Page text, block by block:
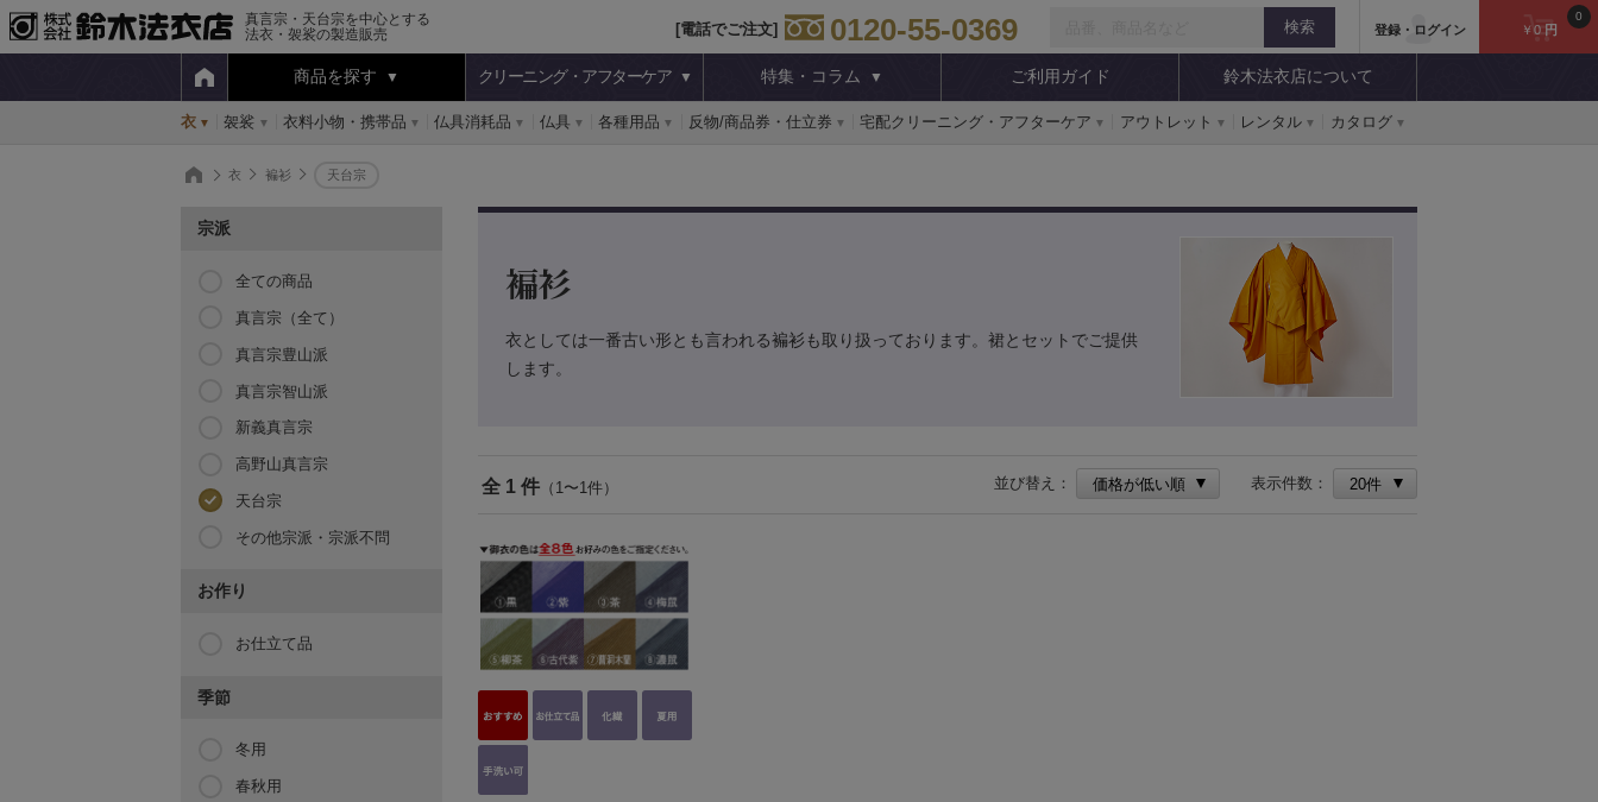
真言宗・天台宗を中心とする
法衣・袈裟の製造販売
登録・ログイン ￥0円
0
[電話でご注文] 0120-55-0369
商品を探す クリーニング・アフターケア 特集・コラム ご利用ガイド 鈴木法衣店について
衣 袈裟 衣料小物・携帯品 仏具消耗品 仏具 各種用品 反物/商品券・仕立券 宅配クリーニング・アフターケア アウトレット レンタル カタログ
衣 褊衫 天台宗
褊衫
衣としては一番古い形とも言われる褊衫も取り扱っております。裙とセットでご提供
します。
全 1 件 （1〜1件） 並び替え： 表示件数：
宗派
全ての商品
真言宗（全て）
真言宗豊山派
真言宗智山派
新義真言宗
高野山真言宗
天台宗
その他宗派・宗派不問
お作り
お仕立て品
季節
冬用
春秋用